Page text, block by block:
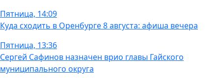
Пятница, 14:09
Куда сходить в Оренбурге 8 августа: афиша вечера
Пятница, 13:36
Сергей Сафинов назначен врио главы Гайского
муниципального округа